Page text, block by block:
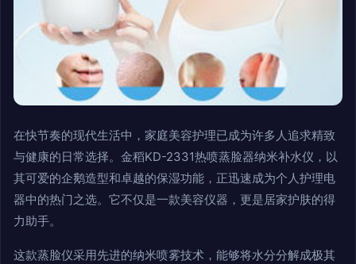
在快节奏的现代生活中，家庭美容护理已成为许多人追求精致
与健康的日常选择。金稻KD-2331热喷蒸脸器纳米补水仪，以
其可爱的企鹅造型和卓越的保湿功能，正迅速成为个人护理电
器中的热门之选。它不仅是一款美容仪器，更是居家护肤的得
力助手。
这款蒸脸仪采用先进的纳米喷雾技术，能够将水分分解成极其